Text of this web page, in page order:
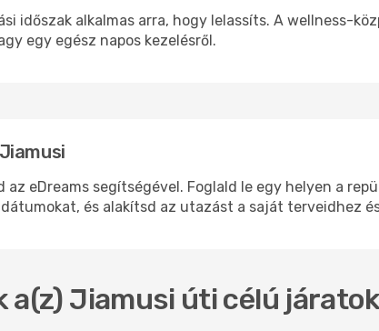
időszak alkalmas arra, hogy lelassíts. A wellness-
egy egész napos kezelésről.
eDreams segítségével. Foglald le egy helyen a
és alakítsd az utazást a saját terveidhez
a(z) Jiamusi úti célú